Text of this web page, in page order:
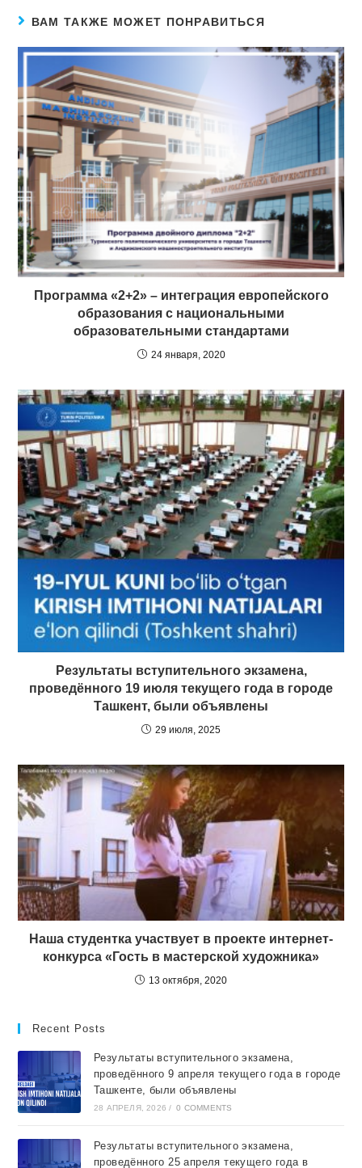
ВАМ ТАКЖЕ МОЖЕТ ПОНРАВИТЬСЯ
Программа «2+2» – интеграция европейского
образования с национальными
образовательными стандартами
24 января, 2020
Результаты вступительного экзамена,
проведённого 19 июля текущего года в городе
Ташкент, были объявлены
29 июля, 2025
Наша студентка участвует в проекте интернет-
конкурса «Гость в мастерской художника»
13 октября, 2020
Recent Posts
Результаты вступительного экзамена,
проведённого 9 апреля текущего года в городе
Ташкентe, были объявлены
28 АПРЕЛЯ, 2026 / 0 COMMENTS
Результаты вступительного экзамена,
проведённого 25 апреля текущего года в